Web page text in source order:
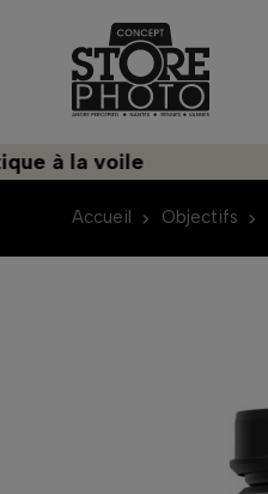
voile
Accueil Objectifs